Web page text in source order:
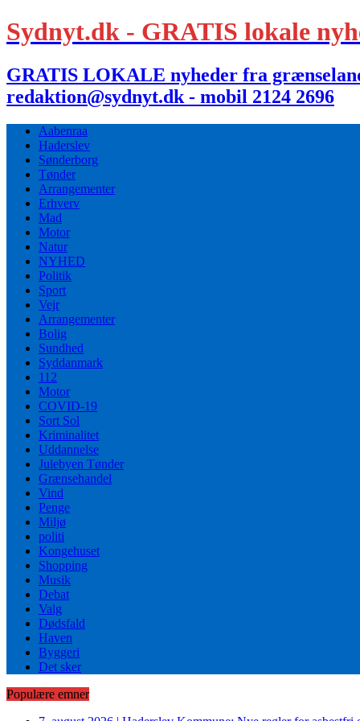
Sydnyt.dk - GRATIS lokale
GRATIS LOKALE nyheder fra
redaktion@sydnyt.dk - mobil 2124 2696
Aabenraa
Haderslev
Sønderborg
Tønder
Arrangementer
Erhverv
Mad
Motor
Natur
NYHED
Politik
Sport
Vejr
Arrangementer
Bolig
Sundhed
Syddanmark
112
Motor
COVID-19
Sort Sol
Kriminalitet
Uddannelse
Julebyen Tønder
Grænsehandel
Vind
Penge
Miljø
politi
Kongehuset
Shopping
Musik
Debat
Valg
Dødsfald
Haven
Byggeri
Det sker
Populære emner